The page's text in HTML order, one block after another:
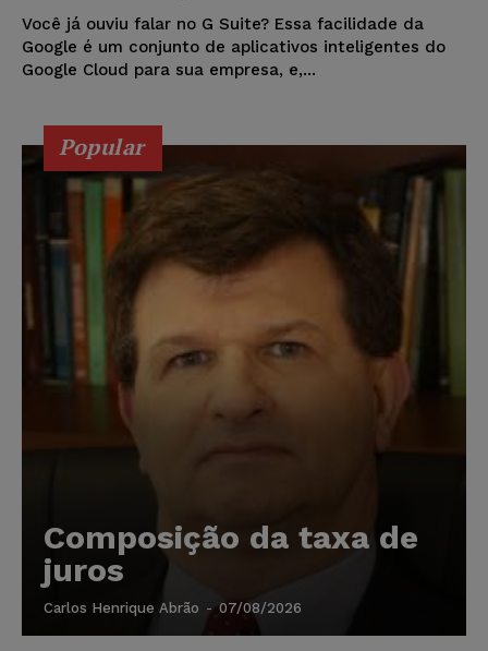
Você já ouviu falar no G Suite? Essa facilidade da
Google é um conjunto de aplicativos inteligentes do
Google Cloud para sua empresa, e,...
Popular
Composição da taxa de
juros
Carlos Henrique Abrão - 07/08/2026